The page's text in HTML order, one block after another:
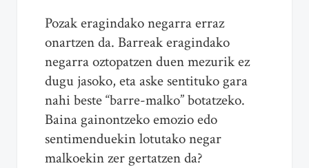
Pozak eragindako negarra erraz
onartzen da. Barreak eragindako
negarra oztopatzen duen mezurik ez
dugu jasoko, eta aske sentituko gara
nahi beste “barre-malko” botatzeko.
Baina gainontzeko emozio edo
sentimenduekin lotutako negar
malkoekin zer gertatzen da?